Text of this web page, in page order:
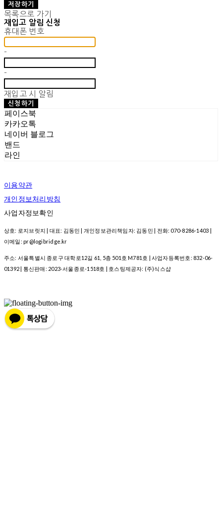
저장하기
목록으로 가기
재입고 알림 신청
휴대폰 번호
-
-
재입고 시 알림
신청하기
페이스북
카카오톡
네이버 블로그
밴드
라인
이용약관
개인정보처리방침
사업자정보확인
상호: 로지브릿지 | 대표: 김동민 | 개인정보관리책임자: 김동민 | 전화: 070-8286-1403 |
이메일: pr@logibridge.kr
주소: 서울특별시 종로구 대학로12길 61, 5층 501호 M781호 | 사업자등록번호: 832-06-
01392 | 통신판매: 2023-서울종로-1518호 | 호스팅제공자: (주)식스샵